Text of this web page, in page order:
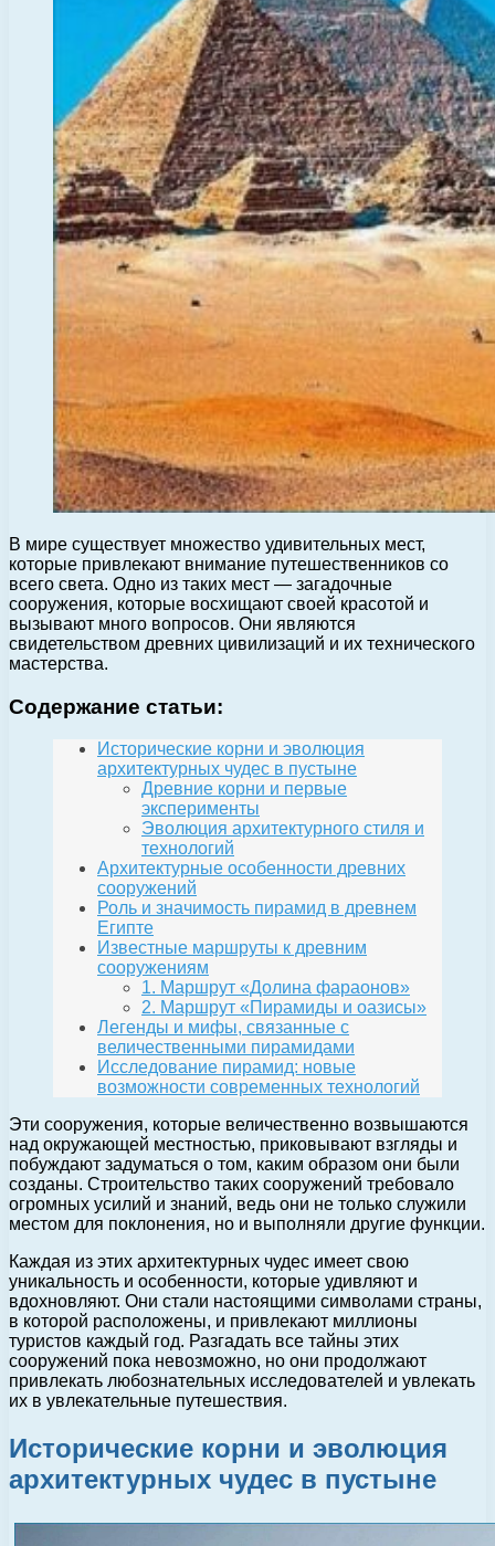
В мире существует множество удивительных мест,
которые привлекают внимание путешественников со
всего света. Одно из таких мест — загадочные
сооружения, которые восхищают своей красотой и
вызывают много вопросов. Они являются
свидетельством древних цивилизаций и их технического
мастерства.
Содержание статьи:
Исторические корни и эволюция
архитектурных чудес в пустыне
Древние корни и первые
эксперименты
Эволюция архитектурного стиля и
технологий
Архитектурные особенности древних
сооружений
Роль и значимость пирамид в древнем
Египте
Известные маршруты к древним
сооружениям
1. Маршрут «Долина фараонов»
2. Маршрут «Пирамиды и оазисы»
Легенды и мифы, связанные с
величественными пирамидами
Исследование пирамид: новые
возможности современных технологий
Эти сооружения, которые величественно возвышаются
над окружающей местностью, приковывают взгляды и
побуждают задуматься о том, каким образом они были
созданы. Строительство таких сооружений требовало
огромных усилий и знаний, ведь они не только служили
местом для поклонения, но и выполняли другие функции.
Каждая из этих архитектурных чудес имеет свою
уникальность и особенности, которые удивляют и
вдохновляют. Они стали настоящими символами страны,
в которой расположены, и привлекают миллионы
туристов каждый год. Разгадать все тайны этих
сооружений пока невозможно, но они продолжают
привлекать любознательных исследователей и увлекать
их в увлекательные путешествия.
Исторические корни и эволюция
архитектурных чудес в пустыне